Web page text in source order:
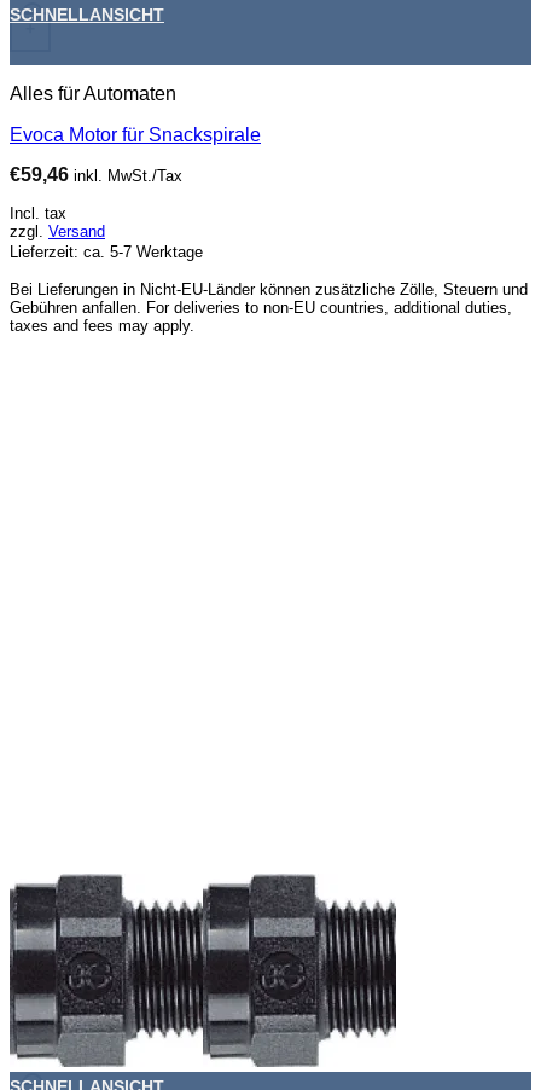
+
SCHNELLANSICHT
Alles für Automaten
Evoca Motor für Snackspirale
€59,46 inkl. MwSt./Tax
Incl. tax
zzgl. Versand
Lieferzeit: ca. 5-7 Werktage
Bei Lieferungen in Nicht-EU-Länder können zusätzliche Zölle, Steuern und
Gebühren anfallen. For deliveries to non-EU countries, additional duties,
taxes and fees may apply.